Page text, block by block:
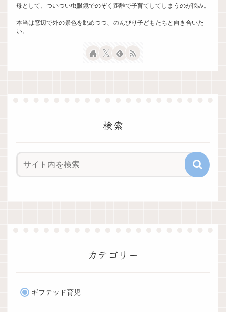
母として、ついつい虫眼鏡でのぞく距離で子育てしてしまうのが悩み。
本当は窓辺で外の景色を眺めつつ、のんびり子どもたちと向き合いた
い。
検索
カテゴリー
ギフテッド育児